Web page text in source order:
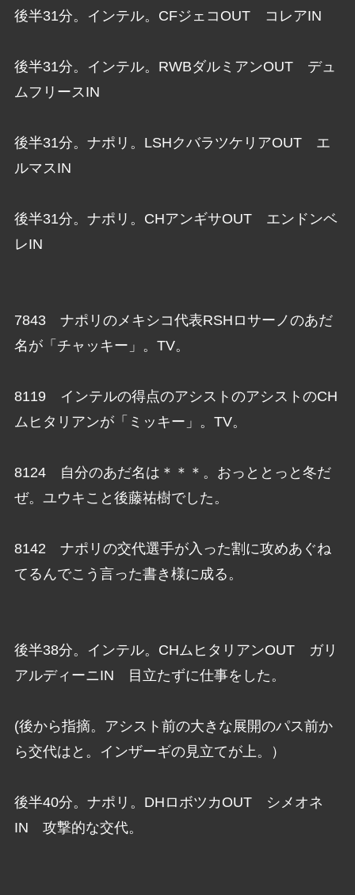
後半31分。インテル。CFジェコOUT コレアIN
後半31分。インテル。RWBダルミアンOUT デュ
ムフリースIN
後半31分。ナポリ。LSHクバラツケリアOUT エ
ルマスIN
後半31分。ナポリ。CHアンギサOUT エンドンベ
レIN
7843 ナポリのメキシコ代表RSHロサーノのあだ
名が「チャッキー」。TV。
8119 インテルの得点のアシストのアシストのCH
ムヒタリアンが「ミッキー」。TV。
8124 自分のあだ名は＊＊＊。おっととっと冬だ
ぜ。ユウキこと後藤祐樹でした。
8142 ナポリの交代選手が入った割に攻めあぐね
てるんでこう言った書き様に成る。
後半38分。インテル。CHムヒタリアンOUT ガリ
アルディーニIN 目立たずに仕事をした。
(後から指摘。アシスト前の大きな展開のパス前か
ら交代はと。インザーギの見立てが上。）
後半40分。ナポリ。DHロボツカOUT シメオネ
IN 攻撃的な交代。